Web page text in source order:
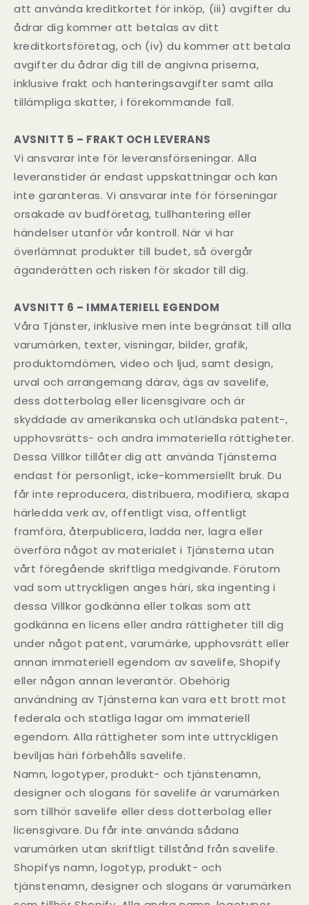
att använda kreditkortet för inköp, (iii) avgifter du
ådrar dig kommer att betalas av ditt
kreditkortsföretag, och (iv) du kommer att betala
avgifter du ådrar dig till de angivna priserna,
inklusive frakt och hanteringsavgifter samt alla
tillämpliga skatter, i förekommande fall.
AVSNITT 5 – FRAKT OCH LEVERANS
Vi ansvarar inte för leveransförseningar. Alla
leveranstider är endast uppskattningar och kan
inte garanteras. Vi ansvarar inte för förseningar
orsakade av budföretag, tullhantering eller
händelser utanför vår kontroll. När vi har
överlämnat produkter till budet, så övergår
äganderätten och risken för skador till dig.
AVSNITT 6 – IMMATERIELL EGENDOM
Våra Tjänster, inklusive men inte begränsat till alla
varumärken, texter, visningar, bilder, grafik,
produktomdömen, video och ljud, samt design,
urval och arrangemang därav, ägs av savelife,
dess dotterbolag eller licensgivare och är
skyddade av amerikanska och utländska patent-,
upphovsrätts- och andra immateriella rättigheter.
Dessa Villkor tillåter dig att använda Tjänsterna
endast för personligt, icke-kommersiellt bruk. Du
får inte reproducera, distribuera, modifiera, skapa
härledda verk av, offentligt visa, offentligt
framföra, återpublicera, ladda ner, lagra eller
överföra något av materialet i Tjänsterna utan
vårt föregående skriftliga medgivande. Förutom
vad som uttryckligen anges häri, ska ingenting i
dessa Villkor godkänna eller tolkas som att
godkänna en licens eller andra rättigheter till dig
under något patent, varumärke, upphovsrätt eller
annan immateriell egendom av savelife, Shopify
eller någon annan leverantör. Obehörig
användning av Tjänsterna kan vara ett brott mot
federala och statliga lagar om immateriell
egendom. Alla rättigheter som inte uttryckligen
beviljas häri förbehålls savelife.
Namn, logotyper, produkt- och tjänstenamn,
designer och slogans för savelife är varumärken
som tillhör savelife eller dess dotterbolag eller
licensgivare. Du får inte använda sådana
varumärken utan skriftligt tillstånd från savelife.
Shopifys namn, logotyp, produkt- och
tjänstenamn, designer och slogans är varumärken